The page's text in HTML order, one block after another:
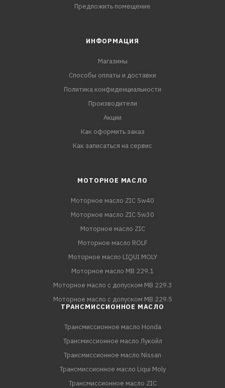
Предложить помещение
ИНФОРМАЦИЯ
Магазины
Способы оплаты и доставки
Политика конфиденциальности
Производители
Акции
Как оформить заказ
Как записаться на сервис
МОТОРНОЕ МАСЛО
Моторное масло ZIC 5w40
Моторное масло ZIC 5w30
Моторное масло ZIC
Моторное масло ROLF
Моторное масло LIQUI MOLY
Моторное масло MB 229.1
Моторное масло с допуском MB 229.3
Моторное масло с допуском MB 229.5
ТРАНСМИССИОННОЕ МАСЛО
Трансмиссионное масло Honda
Трансмиссионное масло Лукойл
Трансмиссионное масло Nissan
Трансмиссионное масло Liqui Moly
Трансмиссионное масло ZIC